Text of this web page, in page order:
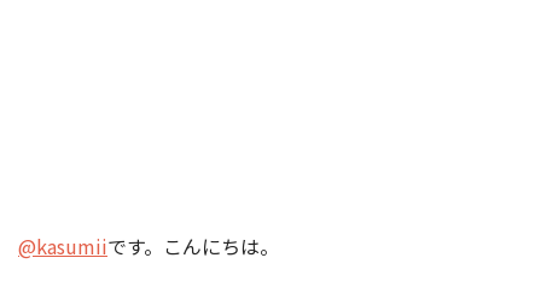
@kasumiiです。こんにちは。